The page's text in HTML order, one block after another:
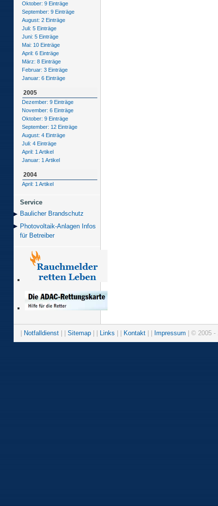
Oktober: 9 Einträge
September: 9 Einträge
August: 2 Einträge
Juli: 5 Einträge
Juni: 5 Einträge
Mai: 10 Einträge
April: 6 Einträge
März: 8 Einträge
Februar: 3 Einträge
Januar: 6 Einträge
2005
Dezember: 9 Einträge
November: 6 Einträge
Oktober: 9 Einträge
September: 12 Einträge
August: 4 Einträge
Juli: 4 Einträge
April: 1 Artikel
Januar: 1 Artikel
2004
April: 1 Artikel
Service
Baulicher Brand­schutz
Photovoltaik-Anlagen Infos
für Betreiber
Notfalldienst Sitemap Links Kontakt Impressum | © 2005 -